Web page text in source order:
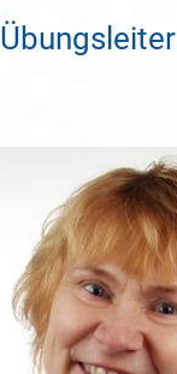
Übungsleiter